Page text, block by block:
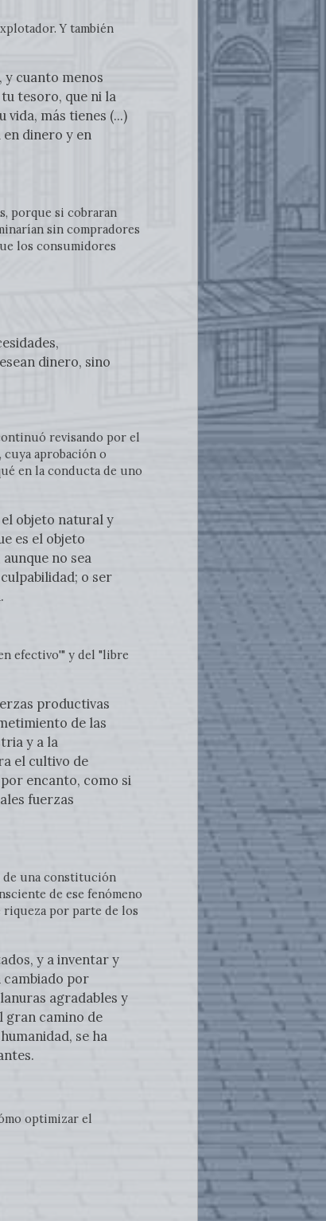
Y también
y cuanto menos
tesoro, que ni la
más tienes (...)
dinero y en
porque si cobraran
sin compradores
los consumidores
dinero, sino
revisando por el
aprobación o
en la conducta de uno
objeto natural y
es el objeto
no sea
o ser
efectivo'" y del "libre
productivas
de las
y a la
el cultivo de
encanto, como si
fuerzas
de una constitución
de ese fenómeno
por parte de los
y a inventar y
cambiado por
agradables y
gran camino de
se ha
optimizar el